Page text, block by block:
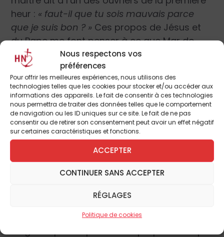
Nous respectons vos
préférences
Pour offrir les meilleures expériences, nous utilisons des
technologies telles que les cookies pour stocker et/ou accéder aux
informations des appareils. Le fait de consentir à ces technologies
nous permettra de traiter des données telles que le comportement
de navigation ou les ID uniques sur ce site. Le fait de ne pas
consentir ou de retirer son consentement peut avoir un effet négatif
sur certaines caractéristiques et fonctions.
ACCEPTER
CONTINUER SANS ACCEPTER
RÉGLAGES
Politique de cookies
heur : « faut-il que tu sois mauvais parce
que je suis bon ? » Ces propos de Jésus et
du Pape me font penser à ce que Mgr de
Pérefixe disait des religieuses de Port Royal :
« Pures comme des anges et orgueilleuses
comme des démons ». Comme le souligne le
pape, cette tentation est de tous les temps
et elle peut exister chez tous. N’avons-nous
pas tous la tentation de nous croire purs ?
C’est pourquoi bien souvent, nous ne
comprenons pas toujours la portée des
paroles de Jésus, qui en un certains sens
sont révolutionnaires, mais de la seule
révolution possible : celle de l’Amour.
Sans faire la fine bouche, nous pouvons tirer